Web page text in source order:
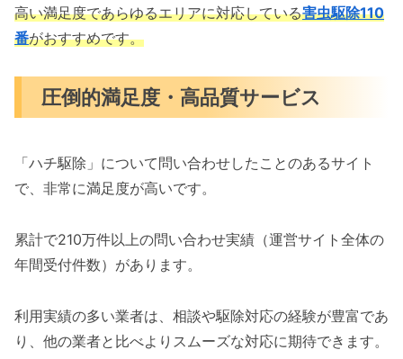
高い満足度であらゆるエリアに対応している害虫駆除110
番がおすすめです。
圧倒的満足度・高品質サービス
「ハチ駆除」について問い合わせしたことのあるサイト
で、非常に満足度が高いです。
累計で210万件以上の問い合わせ実績（運営サイト全体の
年間受付件数）があります。
利用実績の多い業者は、相談や駆除対応の経験が豊富であ
り、他の業者と比べよりスムーズな対応に期待できます。